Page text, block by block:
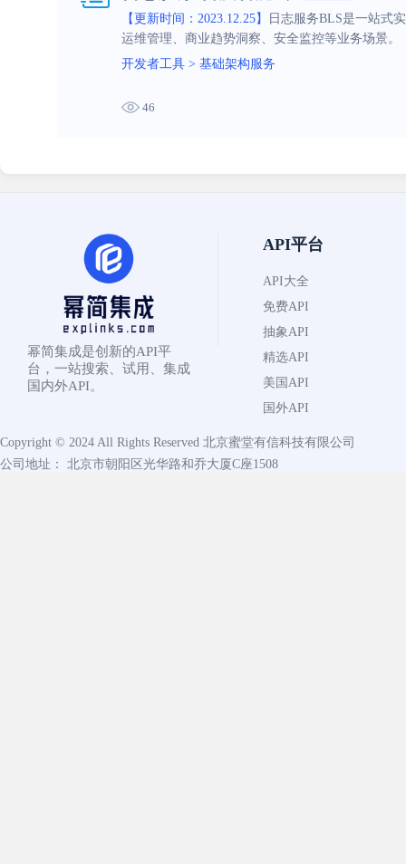
【更新时间：2023.12.25】
日志服务BLS是一站式
运维管理、商业趋势洞察、安全监控等业务场景。
开发者工具 > 基础架构服务
46
幂简集成是创新的API平
台，一站搜索、试用、集成
国内外API。
API平台
API大全
免费API
抽象API
精选API
美国API
国外API
Copyright © 2024 All Rights Reserved 北京蜜堂有信科技有限公司
公司地址： 北京市朝阳区光华路和乔大厦C座1508